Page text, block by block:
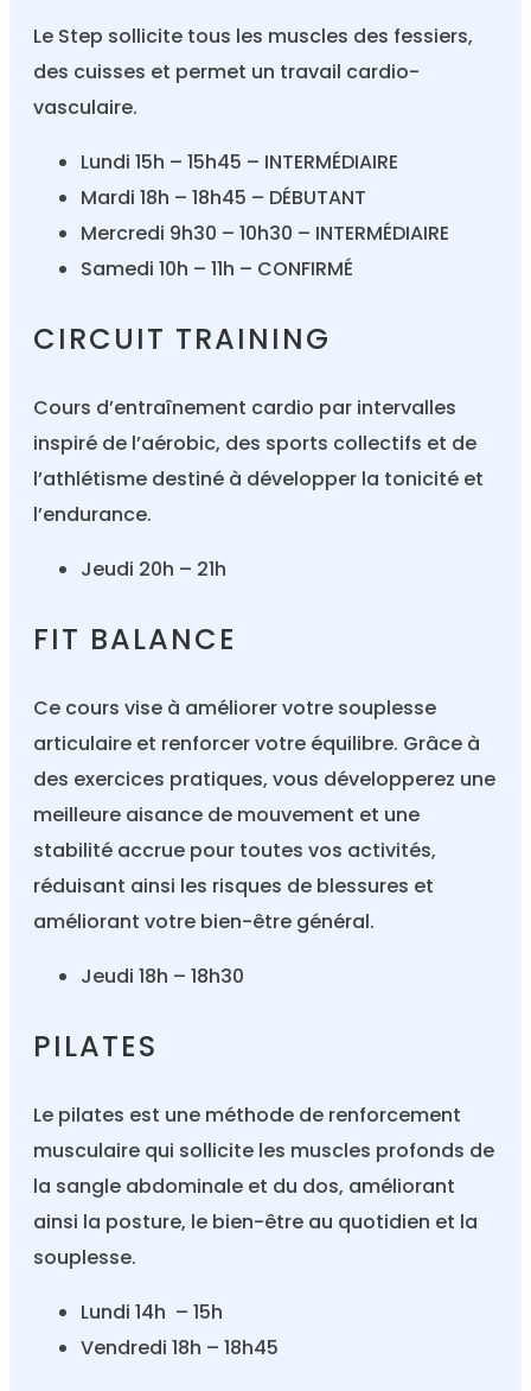
Le Step sollicite tous les muscles des fessiers,
des cuisses et permet un travail cardio-
vasculaire.
Lundi 15h – 15h45 – INTERMÉDIAIRE
Mardi 18h – 18h45 – DÉBUTANT
Mercredi 9h30 – 10h30 – INTERMÉDIAIRE
Samedi 10h – 11h – CONFIRMÉ
CIRCUIT TRAINING
Cours d’entraînement cardio par intervalles
inspiré de l’aérobic, des sports collectifs et de
l’athlétisme destiné à développer la tonicité et
l’endurance.
Jeudi 20h – 21h
FIT BALANCE
Ce cours vise à améliorer votre souplesse
articulaire et renforcer votre équilibre. Grâce à
des exercices pratiques, vous développerez une
meilleure aisance de mouvement et une
stabilité accrue pour toutes vos activités,
réduisant ainsi les risques de blessures et
améliorant votre bien-être général.
Jeudi 18h – 18h30
PILATES
Le pilates est une méthode de renforcement
musculaire qui sollicite les muscles profonds de
la sangle abdominale et du dos, améliorant
ainsi la posture, le bien-être au quotidien et la
souplesse.
Lundi 14h – 15h
Vendredi 18h – 18h45